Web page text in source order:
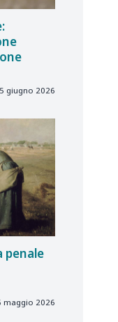
giugno 2026
penale
maggio 2026